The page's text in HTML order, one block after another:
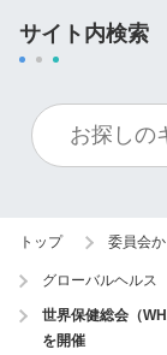
サイト内検索
トップ 委員会
グローバルヘルス
世界保健総会（
を開催